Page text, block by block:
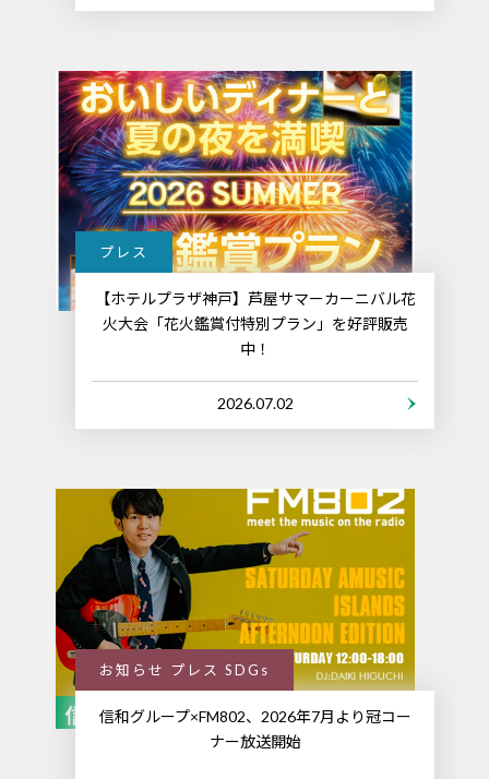
プレス
【ホテルプラザ神戸】芦屋サマーカーニバル花
火大会「花火鑑賞付特別プラン」を好評販売
中！
2026.07.02
お知らせ プレス SDGs
信和グループ×FM802、2026年7月より冠コー
ナー放送開始